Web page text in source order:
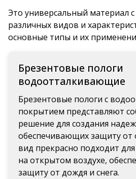
Это универсальный материал
различных видов и
основные типы и их
Брезентовые пологи
водоотталкивающие
Брезентовые пологи с
покрытием представляют
решение для создания
обеспечивающих защиту от
вид прекрасно подходит
на открытом воздухе,
защиту от дождя и снега.